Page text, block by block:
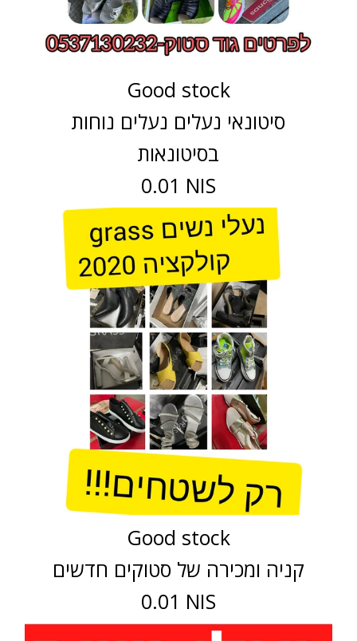
Good stock
סיטונאי נעלים נעלים נוחות
בסיטונאות
0.01 NIS
Good stock
קניה ומכירה של סטוקים חדשים
0.01 NIS